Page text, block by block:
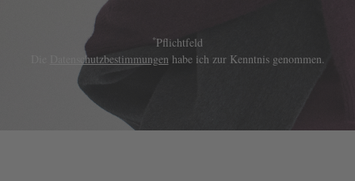
*Pflichtfeld
Datenschutzbestimmungen habe ich zur Kenntnis genommen.